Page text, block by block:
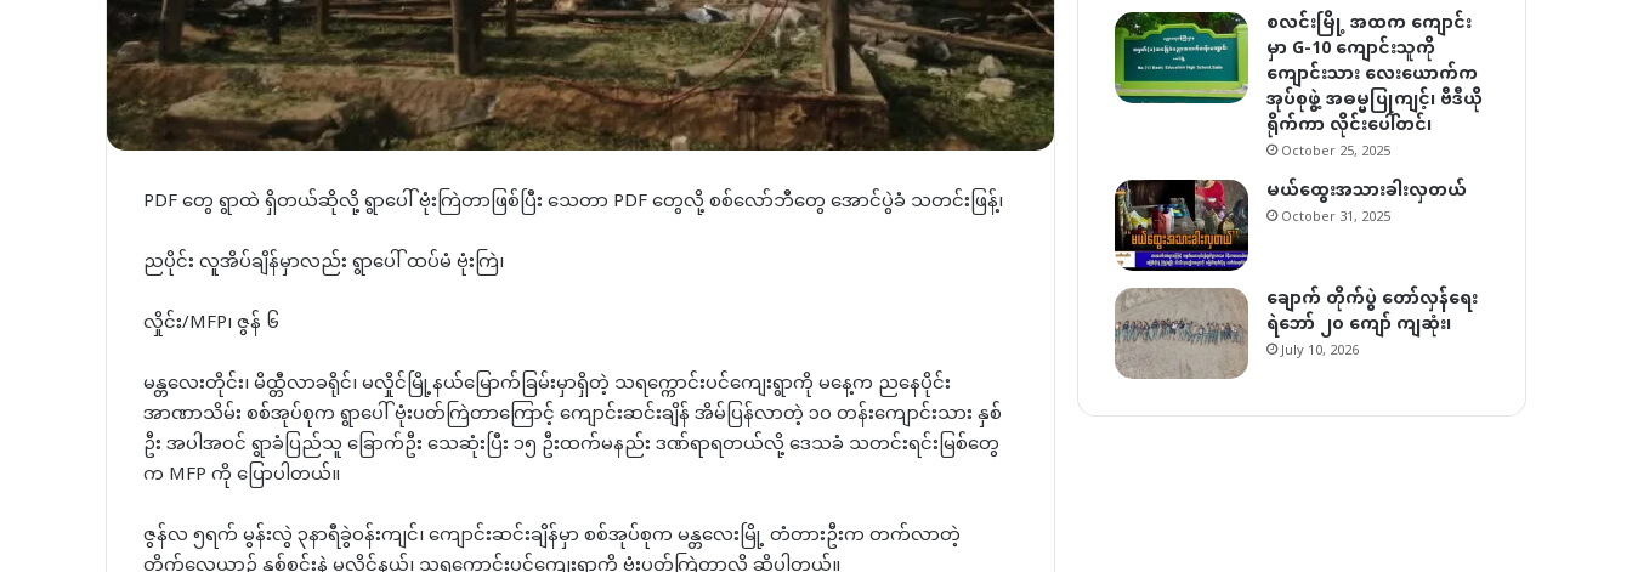
PDF တွေ ရွာထဲ ရှိတယ်ဆိုလို့ ရွာပေါ် ဗုံးကြဲတာဖြစ်ပြီး သေတာ PDF တွေလို့ စစ်လော်ဘီတွေ အောင်ပွဲခံ သတင်းဖြန့်၊
ညပိုင်း လူအိပ်ချိန်မှာလည်း ရွာပေါ် ထပ်မံ ဗုံးကြဲ၊
လှိုင်း/MFP၊ ဇွန် ၆
မန္တလေးတိုင်း၊ မိထ္တီလာခရိုင်၊ မလှိုင်မြို့နယ်မြောက်ခြမ်းမှာရှိတဲ့ သရက္ကောင်းပင်ကျေးရွာကို မနေ့က ညနေပိုင်း
အာဏာသိမ်း စစ်အုပ်စုက ရွာပေါ် ဗုံးပတ်ကြဲတာကြောင့် ကျောင်းဆင်းချိန် အိမ်ပြန်လာတဲ့ ၁၀ တန်းကျောင်းသား နှစ်
ဦး အပါအဝင် ရွာခံပြည်သူ ခြောက်ဦး သေဆုံးပြီး ၁၅ ဦးထက်မနည်း ဒဏ်ရာရတယ်လို့ ဒေသခံ သတင်းရင်းမြစ်တွေ
က MFP ကို ပြောပါတယ်။
ဇွန်လ ၅ရက် မွန်းလွဲ ၃နာရီခွဲဝန်းကျင်၊ ကျောင်းဆင်းချိန်မှာ စစ်အုပ်စုက မန္တလေးမြို့ တံတားဦးက တက်လာတဲ့
စလင်းမြို့ အထက ကျောင်း
မှာ G-10 ကျောင်းသူကို
ကျောင်းသား လေးယောက်က
အုပ်စုဖွဲ့ အဓမ္မပြုကျင့်၊ ဗီဒီယို
ရိုက်ကာ လိုင်းပေါ်တင်၊
October 25, 2025
မယ်ထွေးအသားခါးလှတယ်
October 31, 2025
ချောက် တိုက်ပွဲ တော်လှန်ရေး
ရဲဘော် ၂၀ ကျော် ကျဆုံး၊
July 10, 2026